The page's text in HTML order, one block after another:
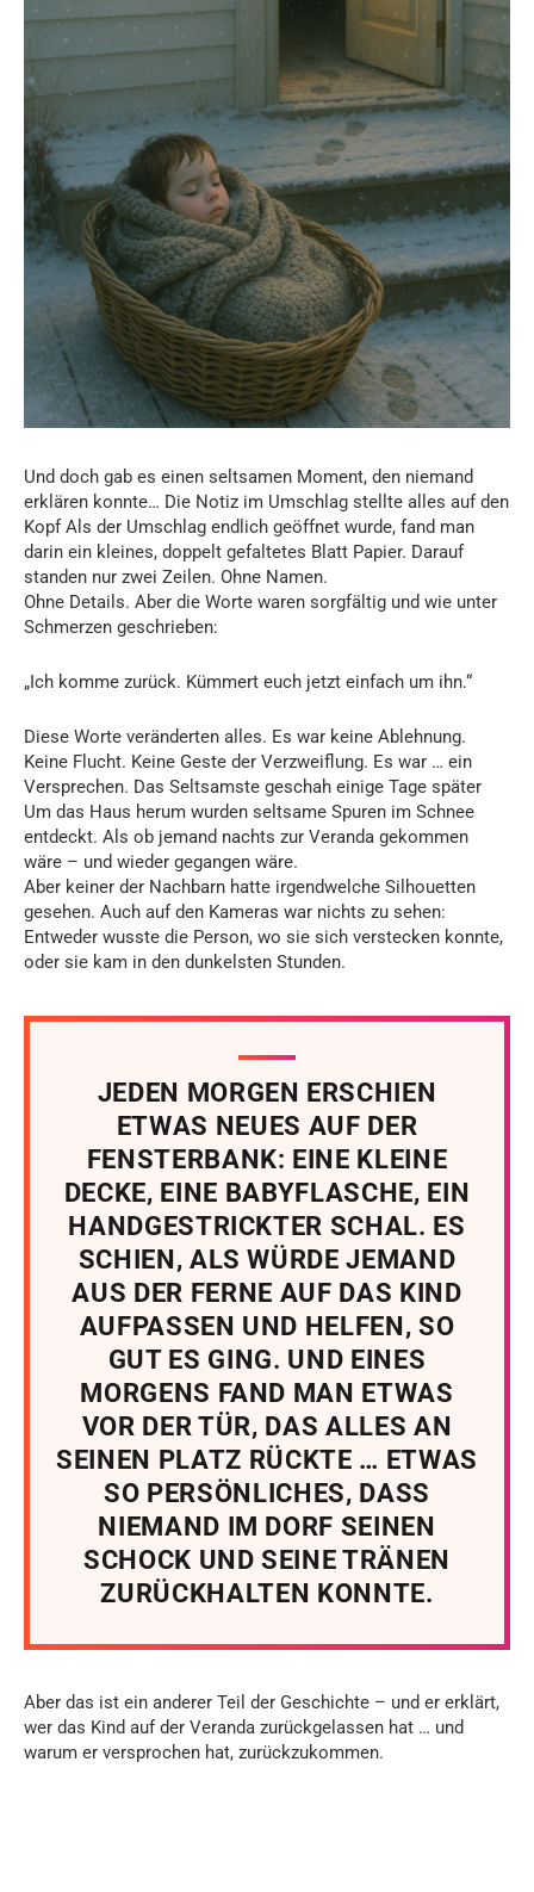
Und doch gab es einen seltsamen Moment, den niemand
erklären konnte… Die Notiz im Umschlag stellte alles auf den
Kopf Als der Umschlag endlich geöffnet wurde, fand man
darin ein kleines, doppelt gefaltetes Blatt Papier. Darauf
standen nur zwei Zeilen. Ohne Namen.
Ohne Details. Aber die Worte waren sorgfältig und wie unter
Schmerzen geschrieben:
„Ich komme zurück. Kümmert euch jetzt einfach um ihn.“
Diese Worte veränderten alles. Es war keine Ablehnung.
Keine Flucht. Keine Geste der Verzweiflung. Es war … ein
Versprechen. Das Seltsamste geschah einige Tage später
Um das Haus herum wurden seltsame Spuren im Schnee
entdeckt. Als ob jemand nachts zur Veranda gekommen
wäre – und wieder gegangen wäre.
Aber keiner der Nachbarn hatte irgendwelche Silhouetten
gesehen. Auch auf den Kameras war nichts zu sehen:
Entweder wusste die Person, wo sie sich verstecken konnte,
oder sie kam in den dunkelsten Stunden.
JEDEN MORGEN ERSCHIEN
ETWAS NEUES AUF DER
FENSTERBANK: EINE KLEINE
DECKE, EINE BABYFLASCHE, EIN
HANDGESTRICKTER SCHAL. ES
SCHIEN, ALS WÜRDE JEMAND
AUS DER FERNE AUF DAS KIND
AUFPASSEN UND HELFEN, SO
GUT ES GING. UND EINES
MORGENS FAND MAN ETWAS
VOR DER TÜR, DAS ALLES AN
SEINEN PLATZ RÜCKTE … ETWAS
SO PERSÖNLICHES, DASS
NIEMAND IM DORF SEINEN
SCHOCK UND SEINE TRÄNEN
ZURÜCKHALTEN KONNTE.
Aber das ist ein anderer Teil der Geschichte – und er erklärt,
wer das Kind auf der Veranda zurückgelassen hat … und
warum er versprochen hat, zurückzukommen.